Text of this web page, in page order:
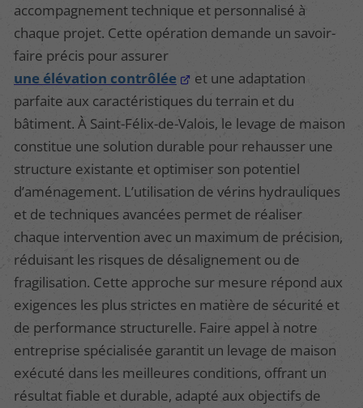
accompagnement technique et personnalisé à
chaque projet. Cette opération demande un savoir-
faire précis pour assurer
une élévation contrôlée
et une adaptation
parfaite aux caractéristiques du terrain et du
bâtiment. À Saint-Félix-de-Valois, le levage de maison
constitue une solution durable pour rehausser une
structure existante et optimiser son potentiel
d’aménagement. L’utilisation de vérins hydrauliques
et de techniques avancées permet de réaliser
chaque intervention avec un maximum de précision,
réduisant les risques de désalignement ou de
fragilisation. Cette approche sur mesure répond aux
exigences les plus strictes en matière de sécurité et
de performance structurelle. Faire appel à notre
entreprise spécialisée garantit un levage de maison
exécuté dans les meilleures conditions, offrant un
résultat fiable et durable, adapté aux objectifs de